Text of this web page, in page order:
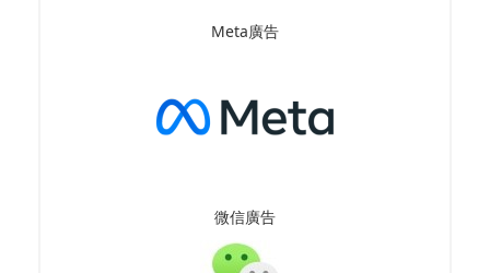
Meta廣告
微信廣告